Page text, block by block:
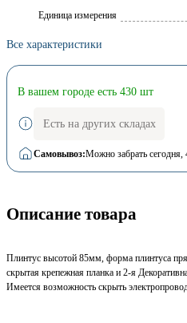
Единица измерения
Все характеристики
В вашем городе есть 430 шт
Есть на других складах
Самовывоз:Можно забрать сегодня,
Описание товара
Плинтус высотой 85мм, форма плинтуса
скрытая крепежная планка и 2-я
Имеется возможность скрыть